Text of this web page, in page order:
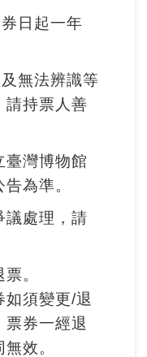
日起一年
無法辨識等
請持票人善
臺灣博物館
為準。
議處理，請
。
如須變更/退
票券一經退
效。